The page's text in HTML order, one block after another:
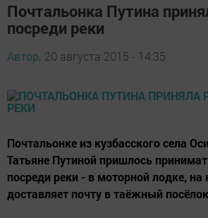
Почтальонка Путина
посреди реки
Автор, 20 августа 2015 - 14:35
Почтальонке из кузбасского села
Татьяне Путиной пришлось
посреди реки - в моторной лодке, на
доставляет почту в таёжный